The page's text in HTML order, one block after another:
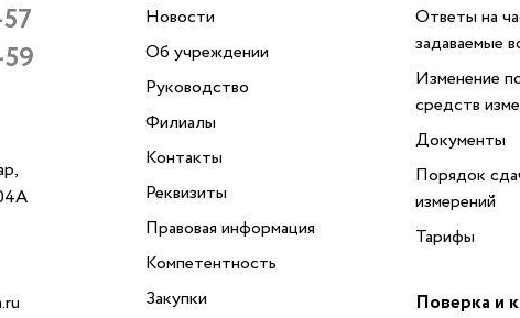
Новости
Об учреждении
Руководство
Филиалы
Контакты
Реквизиты
Правовая информация
Компетентность
Закупки
Ответы на
задаваемые
Изменение
средств
Документы
Порядок
измерений
Тарифы
Поверка и